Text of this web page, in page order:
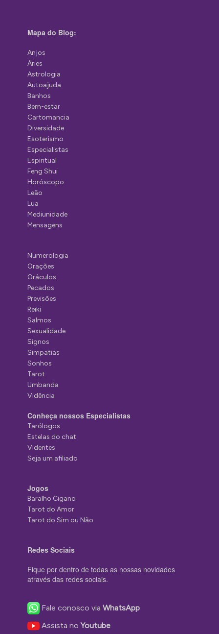
Mapa do Blog:
Anjos
Áries
Astrologia
Autoajuda
Banhos
Bem-estar
Cartomancia
Diversidade
Esoterismo
Especialistas
Espiritual
Feng Shui
Horóscopo
Leão
Lua
Mediunidade
Mensagens
Numerologia
Orações
Oráculos
Pecados
Previsões
Reiki
Salmos
Sexualidade
Signos
Simpatias
Sonhos
Tarot
Umbanda
Vidência
Conheça nossos Especialistas
Tarólogos
Estelas do chat
Videntes
Seja um afiliado
Jogos
Baralho Cigano
Tarot do Amor
Tarot do Sim ou Não
Redes Sociais
Fique por dentro de todas as nossas novidades
através das redes sociais.
Fale conosco viaWhatsApp
Assista noYoutube